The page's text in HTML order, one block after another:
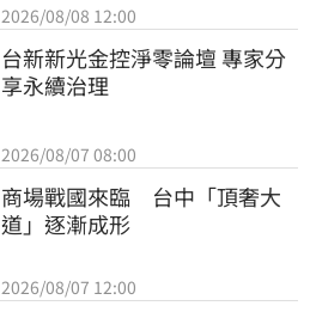
2026/08/08 12:00
台新新光金控淨零論壇 專家分
享永續治理
2026/08/07 08:00
商場戰國來臨　台中「頂奢大
道」逐漸成形
2026/08/07 12:00